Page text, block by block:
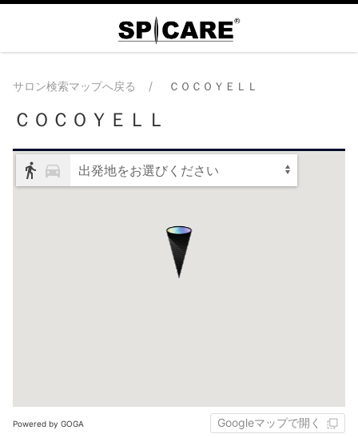
サロン検索マップへ戻る ＣＯＣＯＹＥＬＬ
ＣＯＣＯＹＥＬＬ
出発地をお選びください
Powered by GOGA Googleマップで開く